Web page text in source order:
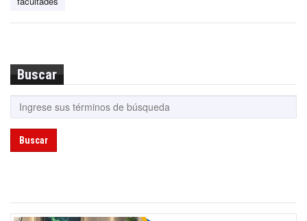
Buscar
Buscar